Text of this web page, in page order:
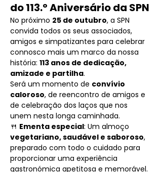
do 113.º Aniversário da SPN
No próximo 25 de outubro, a SPN
convida todos os seus associados,
amigos e simpatizantes para celebrar
connosco mais um marco da nossa
história: 113 anos de dedicação,
amizade e partilha.
Será um momento de convívio
caloroso, de reencontro de amigos e
de celebração dos laços que nos
unem nesta longa caminhada.
🍴 Ementa especial: Um almoço
vegetariano, saudável e saboroso,
preparado com todo o cuidado para
proporcionar uma experiência
gastronómica apetitosa e memorável.